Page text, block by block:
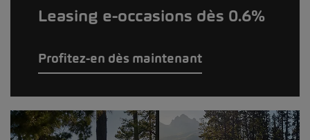
Leasing e-occasions dès 0.6%
Profitez-en dès maintenant